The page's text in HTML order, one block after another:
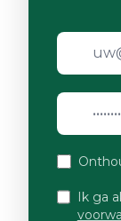
Ik ga